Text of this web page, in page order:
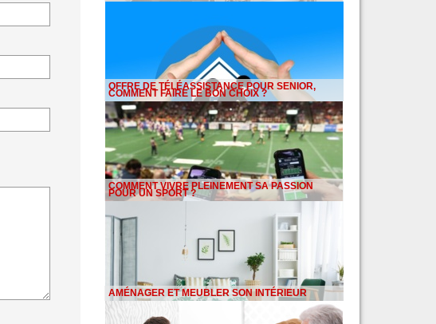
OFFRE DE TÉLÉASSISTANCE POUR SENIOR,
COMMENT FAIRE LE BON CHOIX ?
COMMENT VIVRE PLEINEMENT SA PASSION
POUR UN SPORT ?
AMÉNAGER ET MEUBLER SON INTÉRIEUR